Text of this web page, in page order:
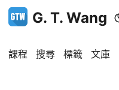
G. T. Wang
課程 搜尋 標籤 文庫